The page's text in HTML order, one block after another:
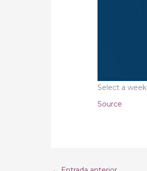
Select a week
Source